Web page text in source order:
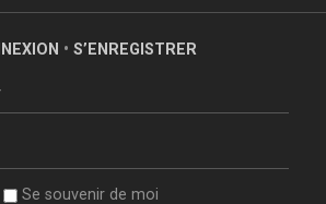
• S’ENREGISTRER
Se souvenir de moi